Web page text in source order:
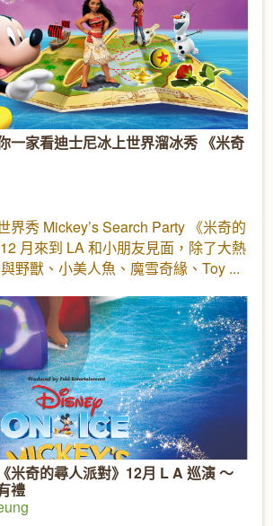
一家看迪士尼冰上世界溜冰秀 《米奇
界秀 Mickey’s Search Party 《米奇的
月來到 LA 和小朋友見面，除了大熱
野獸、小美人魚、魔雪奇緣、Toy
米奇的尋人派對》12月 L A 巡演 ～
禮